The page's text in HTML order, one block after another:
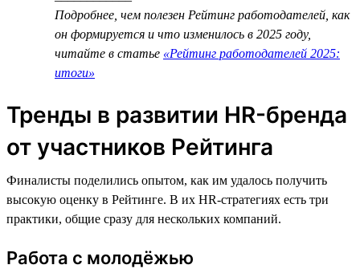
Подробнее, чем полезен Рейтинг работодателей, как
он формируется и что изменилось в 2025 году,
читайте в статье «Рейтинг работодателей 2025:
итоги»
Тренды в развитии HR-бренда
от участников Рейтинга
Финалисты поделились опытом, как им удалось получить
высокую оценку в Рейтинге. В их HR-стратегиях есть три
практики, общие сразу для нескольких компаний.
Работа с молодёжью